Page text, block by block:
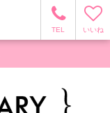
TEL いいね